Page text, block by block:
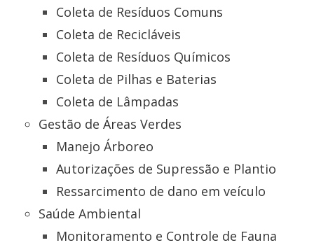
Coleta de Resíduos Comuns
Coleta de Recicláveis
Coleta de Resíduos Químicos
Coleta de Pilhas e Baterias
Coleta de Lâmpadas
Gestão de Áreas Verdes
Manejo Árboreo
Autorizações de Supressão e Plantio
Ressarcimento de dano em veículo
Saúde Ambiental
Monitoramento e Controle de Fauna